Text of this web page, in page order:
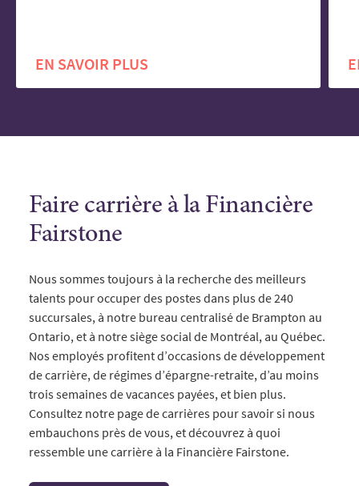
EN SAVOIR PLUS
Faire carrière à la Financière
Fairstone
Nous sommes toujours à la recherche des meilleurs
talents pour occuper des postes dans plus de 240
succursales, à notre bureau centralisé de Brampton au
Ontario, et à notre siège social de Montréal, au Québec.
Nos employés profitent d’occasions de développement
de carrière, de régimes d’épargne-retraite, d’au moins
trois semaines de vacances payées, et bien plus.
Consultez notre page de carrières pour savoir si nous
embauchons près de vous, et découvrez à quoi
ressemble une carrière à la Financière Fairstone.